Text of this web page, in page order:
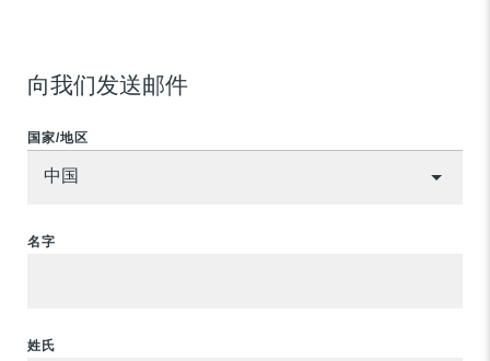
向我们发送邮件
国家/地区
名字
姓氏